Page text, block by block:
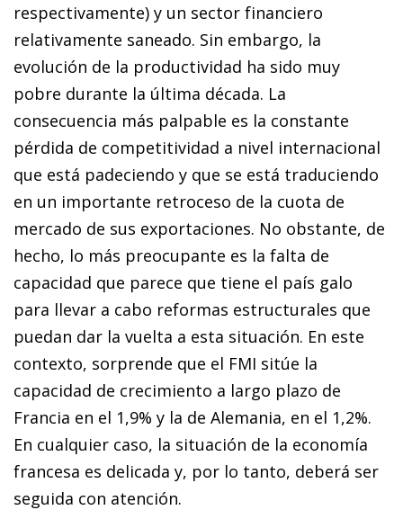
respectivamente) y un sector financiero
relativamente saneado. Sin embargo, la
evolución de la productividad ha sido muy
pobre durante la última década. La
consecuencia más palpable es la constante
pérdida de competitividad a nivel internacional
que está padeciendo y que se está traduciendo
en un importante retroceso de la cuota de
mercado de sus exportaciones. No obstante, de
hecho, lo más preocupante es la falta de
capacidad que parece que tiene el país galo
para llevar a cabo reformas estructurales que
puedan dar la vuelta a esta situación. En este
contexto, sorprende que el FMI sitúe la
capacidad de crecimiento a largo plazo de
Francia en el 1,9% y la de Alemania, en el 1,2%.
En cualquier caso, la situación de la economía
francesa es delicada y, por lo tanto, deberá ser
seguida con atención.